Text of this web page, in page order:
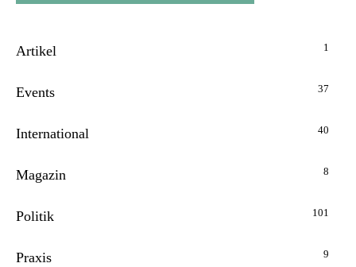
Artikel 1
Events 37
International 40
Magazin 8
Politik 101
Praxis 9